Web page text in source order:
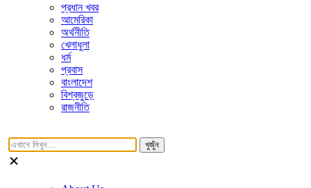
প্রধান খবর
আমেরিকা
অর্থনীতি
খেলাধুলা
ধর্ম
প্রবাস
বাংলাদেশ
বিশ্বজুড়ে
রাজনীতি
খুজুঁন